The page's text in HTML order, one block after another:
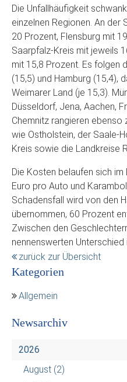
Die Unfallhäufigkeit
einzelnen Regionen. An der
20 Prozent, Flensburg mit
Saarpfalz-Kreis mit jeweils
mit 15,8 Prozent. Es folgen
(15,5) und Hamburg (15,4),
Weimarer Land (je 15,3).
Düsseldorf, Jena, Aachen,
Chemnitz rangieren
wie Ostholstein, der Saale-
Kreis sowie die Landkreise
Die Kosten belaufen sich
Euro pro Auto und
Schadensfall wird von den
übernommen, 60 Prozent
Zwischen den
nennenswerten
zurück zur Übersicht
Kategorien
Allgemein
Newsarchiv
2026
August (2)